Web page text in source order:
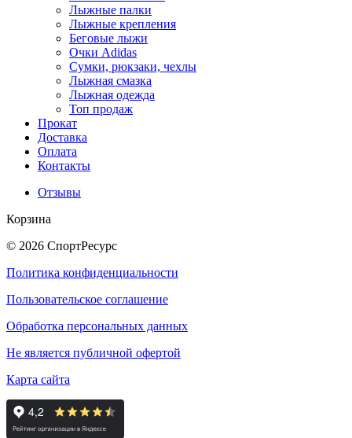
Лыжные палки
Лыжные крепления
Беговые лыжи
Очки Adidas
Сумки, рюкзаки, чехлы
Лыжная смазка
Лыжная одежда
Топ продаж
Прокат
Доставка
Оплата
Контакты
Отзывы
Корзина
© 2026 СпортРесурс
Политика конфиденциальности
Пользовательское соглашение
Обработка персональных данных
Не является публичной офертой
Карта сайта